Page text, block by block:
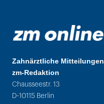
Zahnärztliche Mitteilungen
zm-Redaktion
Chausseestr. 13
D-10115 Berlin